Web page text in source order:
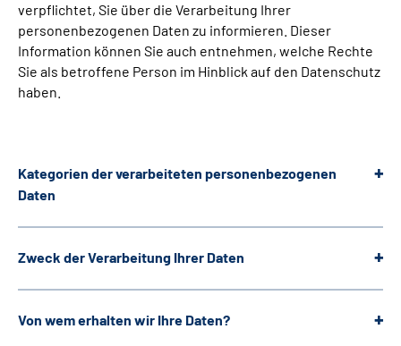
verpflichtet, Sie über die Verarbeitung Ihrer
personenbezogenen Daten zu informieren. Dieser
Information können Sie auch entnehmen, welche Rechte
Sie als betroffene Person im Hinblick auf den Datenschutz
haben.
Kategorien der verarbeiteten personenbezogenen
Daten
Zweck der Verarbeitung Ihrer Daten
Von wem erhalten wir Ihre Daten?